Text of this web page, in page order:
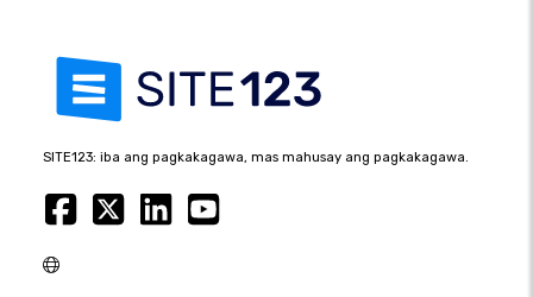
SITE123: iba ang pagkakagawa, mas mahusay ang pagkakagawa.